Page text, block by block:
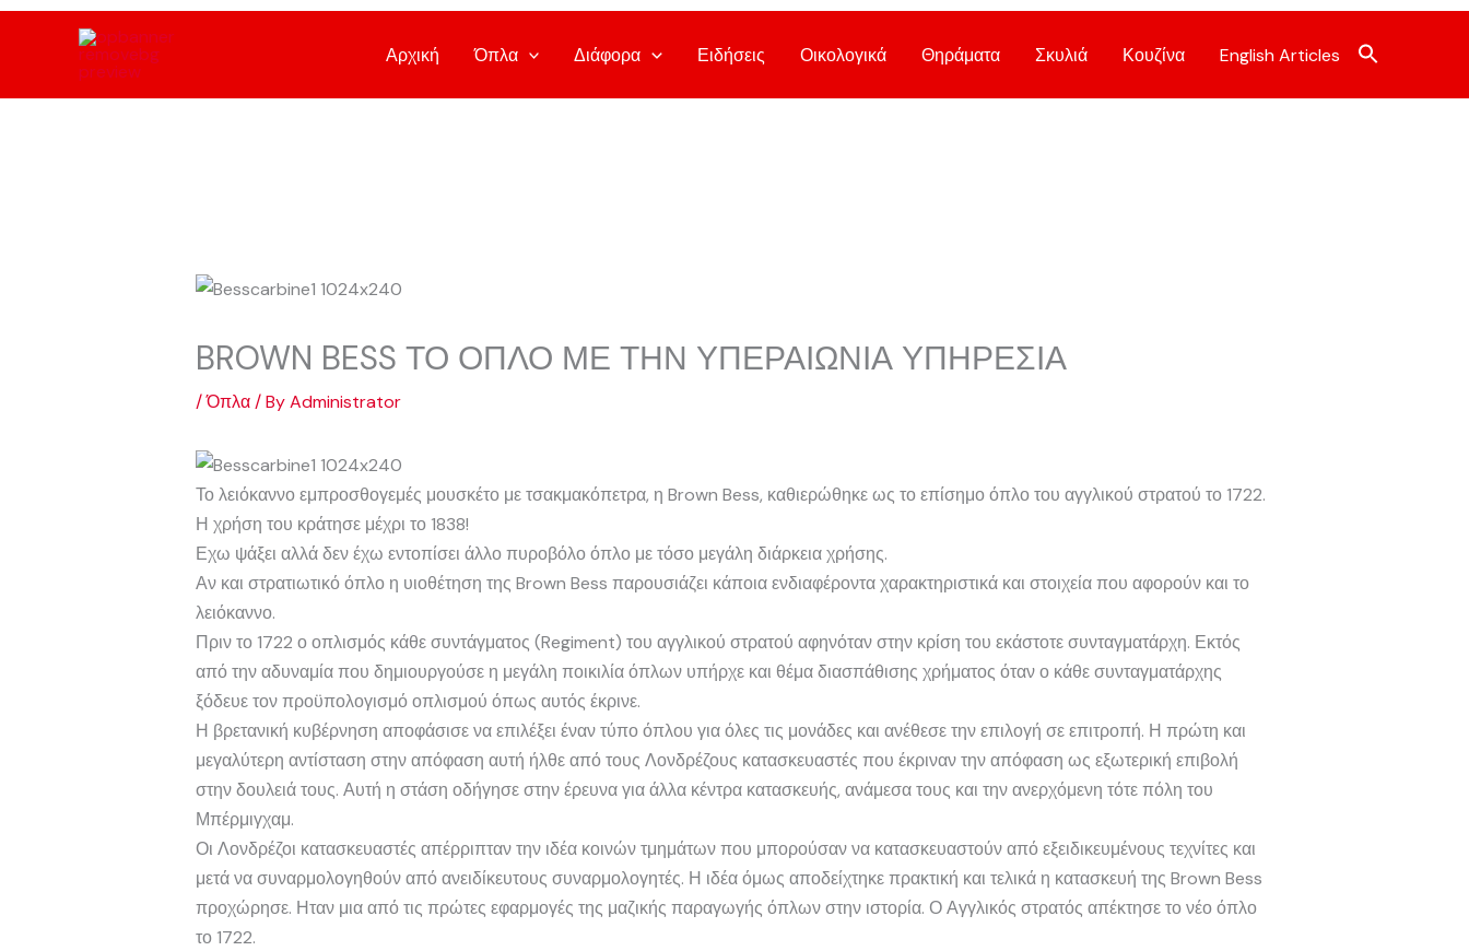
Αρχική Όπλα Διάφορα Ειδήσεις Οικολογικά Θηράματα Σκυλιά Κουζίνα English Articles
BROWN BESS ΤΟ ΟΠΛΟ ΜΕ ΤΗΝ ΥΠΕΡΑΙΩΝΙΑ ΥΠΗΡΕΣΙΑ
/Όπλα/ ByAdministrator
Το λειόκαννο εμπροσθογεμές μουσκέτο με τσακμακόπετρα, η Brown Bess, καθιερώθηκε ως το επίσημο όπλο του αγγλικού στρατού το 1722.
Η χρήση του κράτησε μέχρι το 1838!
Εχω ψάξει αλλά δεν έχω εντοπίσει άλλο πυροβόλο όπλο με τόσο μεγάλη διάρκεια χρήσης.
Αν και στρατιωτικό όπλο η υιοθέτηση της Brown Bess παρουσιάζει κάποια ενδιαφέροντα χαρακτηριστικά και στοιχεία που αφορούν και το
λειόκαννο.
Πριν το 1722 ο οπλισμός κάθε συντάγματος (Regiment) του αγγλικού στρατού αφηνόταν στην κρίση του εκάστοτε συνταγματάρχη. Εκτός
από την αδυναμία που δημιουργούσε η μεγάλη ποικιλία όπλων υπήρχε και θέμα διασπάθισης χρήματος όταν ο κάθε συνταγματάρχης
ξόδευε τον προϋπολογισμό οπλισμού όπως αυτός έκρινε.
Η βρετανική κυβέρνηση αποφάσισε να επιλέξει έναν τύπο όπλου για όλες τις μονάδες και ανέθεσε την επιλογή σε επιτροπή. Η πρώτη και
μεγαλύτερη αντίσταση στην απόφαση αυτή ήλθε από τους Λονδρέζους κατασκευαστές που έκριναν την απόφαση ως εξωτερική επιβολή
στην δουλειά τους. Αυτή η στάση οδήγησε στην έρευνα για άλλα κέντρα κατασκευής, ανάμεσα τους και την ανερχόμενη τότε πόλη του
Μπέρμιγχαμ.
Οι Λονδρέζοι κατασκευαστές απέρριπταν την ιδέα κοινών τμημάτων που μπορούσαν να κατασκευαστούν από εξειδικευμένους τεχνίτες και
μετά να συναρμολογηθούν από ανειδίκευτους συναρμολογητές. Η ιδέα όμως αποδείχτηκε πρακτική και τελικά η κατασκευή της Brown Bess
προχώρησε. Ηταν μια από τις πρώτες εφαρμογές της μαζικής παραγωγής όπλων στην ιστορία. Ο Αγγλικός στρατός απέκτησε το νέο όπλο
το 1722.